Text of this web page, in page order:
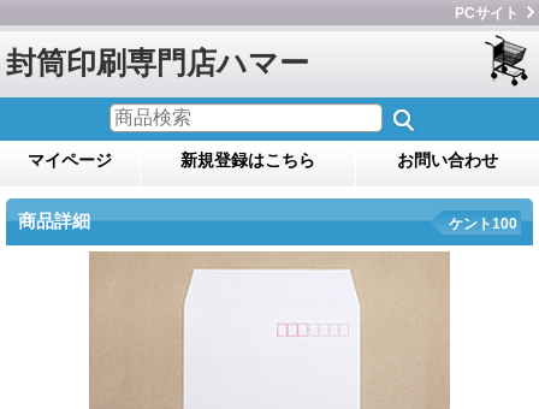
PCサイト
封筒印刷専門店ハマー
マイページ 新規登録はこちら お問い合わせ
商品詳細 ケント100